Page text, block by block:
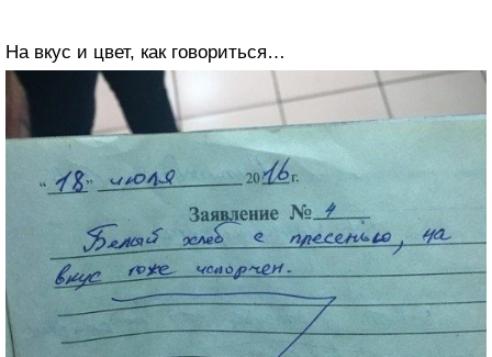
На вкус и цвет, как говориться…